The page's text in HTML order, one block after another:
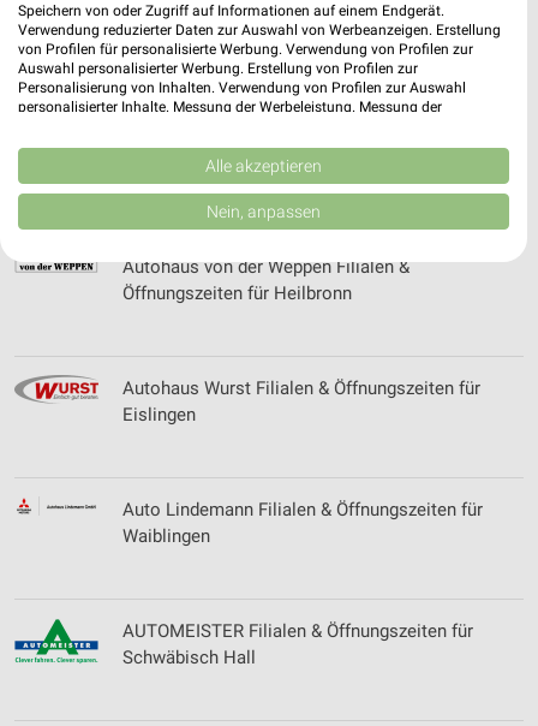
Autohaus Marquardt Filialen & Öffnungszeiten
für Stuttgart
Autohaus Reiche Filialen & Öffnungszeiten für
Großbottwar
Autohaus von der Weppen Filialen &
Öffnungszeiten für Heilbronn
Autohaus Wurst Filialen & Öffnungszeiten für
Eislingen
Auto Lindemann Filialen & Öffnungszeiten für
Waiblingen
AUTOMEISTER Filialen & Öffnungszeiten für
Schwäbisch Hall
Speichern von oder Zugriff auf Informationen auf einem Endgerät.
Verwendung reduzierter Daten zur Auswahl von Werbeanzeigen. Erstellung
von Profilen für personalisierte Werbung. Verwendung von Profilen zur
Auswahl personalisierter Werbung. Erstellung von Profilen zur
Personalisierung von Inhalten. Verwendung von Profilen zur Auswahl
personalisierter Inhalte. Messung der Werbeleistung. Messung der
Kombinationen von Daten aus verschiedenen Quellen. Entwicklung und
Verbesserung der Angebote. Verwendung reduzierter Daten zur Auswahl
von Inhalten.
Daten können außerhalb der Europäischen Union weitergegeben und in die
Website/App.
Partnerliste anzeigen (1 IAB-Anbieter)
Speichern von oder Zugriff auf Informationen
auf einem Endgerät
Erstellung von Profilen für personalisierte
personalisierter Werbung
Alle akzeptieren
Nein, anpassen